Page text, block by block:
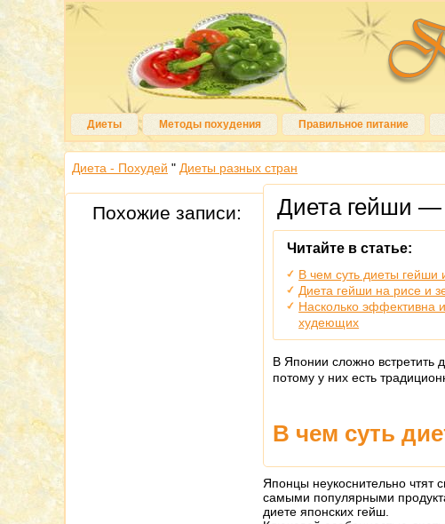
Диеты Методы похудения Правильное питание
Диета - Похудей " Диеты разных стран
Диета гейши —
Читайте в статье:
В чем суть диеты гейши
Диета гейши на рисе и
Насколько эффективна
худеющих
В Японии сложно
потому у них есть
В чем суть
Японцы неукоснительно чтят
самыми популярными
диете японских гейш.
Похожие записи: